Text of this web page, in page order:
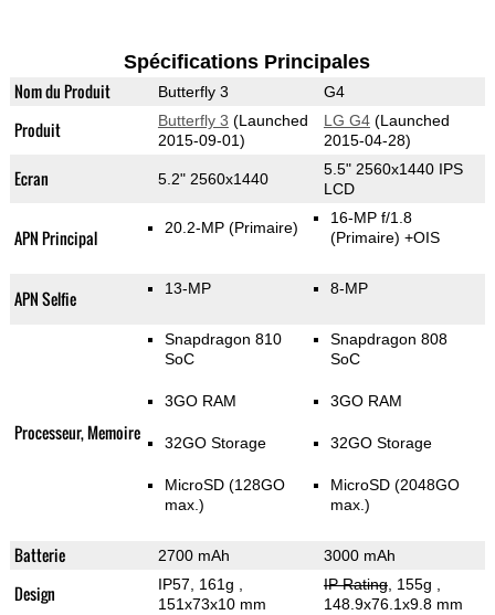
Spécifications Principales
Nom du Produit Butterfly 3 G4
Produit Butterfly 3 (Launched
2015-09-01)
LG G4(Launched
2015-04-28)
Ecran 5.2" 2560x1440
5.5" 2560x1440 IPS
LCD
APN Principal 20.2-MP (Primaire)
16-MP f/1.8
(Primaire) +OIS
APN Selfie 13-MP 8-MP
Processeur, Memoire
Snapdragon 810
SoC
3GO RAM
32GO Storage
MicroSD (128GO
max.)
Snapdragon 808
SoC
3GO RAM
32GO Storage
MicroSD (2048GO
max.)
Batterie 2700 mAh 3000 mAh
Design IP57, 161g
151x73x10 mm
IP Rating, 155g
148.9x76.1x9.8 mm